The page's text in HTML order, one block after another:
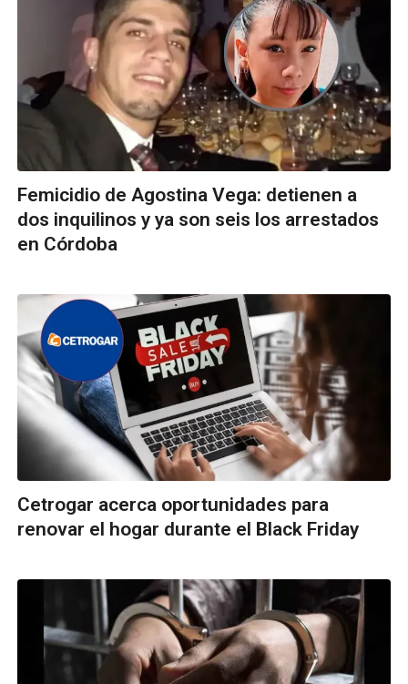
Femicidio de Agostina Vega: detienen a
dos inquilinos y ya son seis los arrestados
en Córdoba
Cetrogar acerca oportunidades para
renovar el hogar durante el Black Friday